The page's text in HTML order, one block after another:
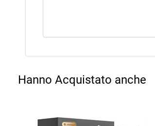
Hanno Acquistato anche